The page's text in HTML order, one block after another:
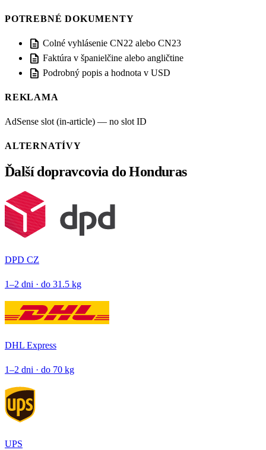
POTREBNÉ DOKUMENTY
description Colné vyhlásenie CN22 alebo CN23
description Faktúra v španielčine alebo angličtine
description Podrobný popis a hodnota v USD
REKLAMA
AdSense slot (in-article) — no slot ID
ALTERNATÍVY
Ďalší dopravcovia do Honduras
DPD CZ
1–2 dni · do 31.5 kg
DHL Express
1–2 dni · do 70 kg
UPS